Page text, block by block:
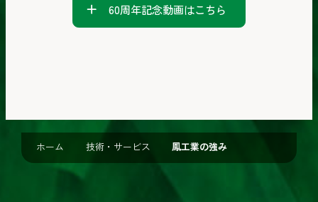
60周年記念動画はこちら
ホーム 技術・サービス 鳳工業の強み